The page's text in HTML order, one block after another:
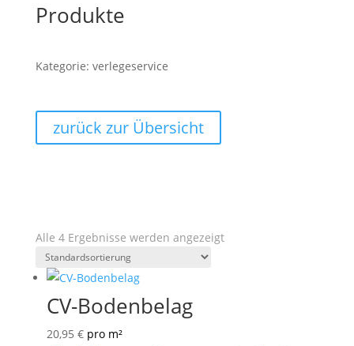
Produkte
Kategorie: verlegeservice
zurück zur Übersicht
Alle 4 Ergebnisse werden angezeigt
CV-Bodenbelag
20,95 € pro m²